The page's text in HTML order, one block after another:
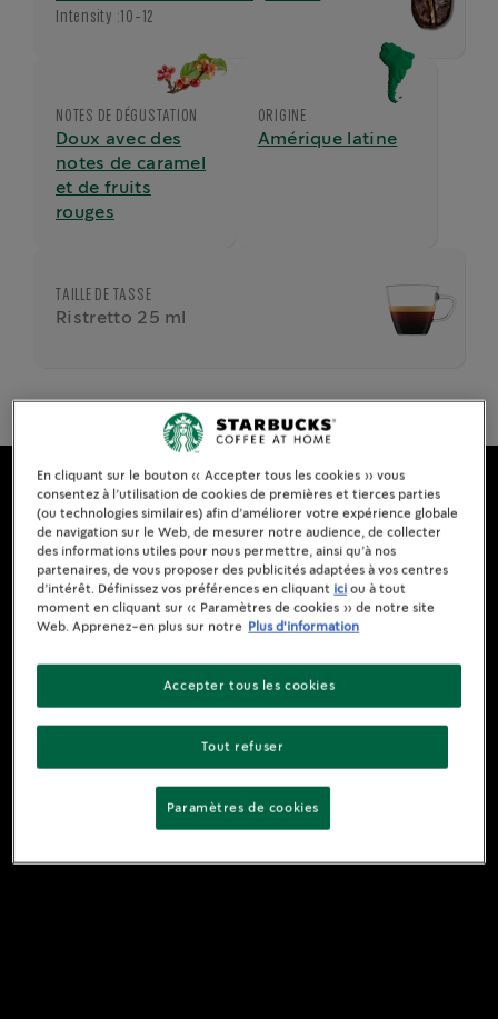
Intensity :10-12
NOTES DE DÉGUSTATION
Doux avec des
notes de caramel
et de fruits
rouges
ORIGINE
Amérique latine
TAILLE DE TASSE
Ristretto 25 ml
En cliquant sur le bouton « Accepter tous les cookies » vous
consentez à l’utilisation de cookies de premières et tierces parties
(ou technologies similaires) afin d’améliorer votre expérience globale
de navigation sur le Web, de mesurer notre audience, de collecter
des informations utiles pour nous permettre, ainsi qu’à nos
partenaires, de vous proposer des publicités adaptées à vos centres
d’intérêt. Définissez vos préférences en cliquant ici ou à tout
moment en cliquant sur « Paramètres de cookies » de notre site
Web. Apprenez-en plus sur notre
Plus d'information
Tout refuser
Accepter tous les cookies
Paramètres de cookies